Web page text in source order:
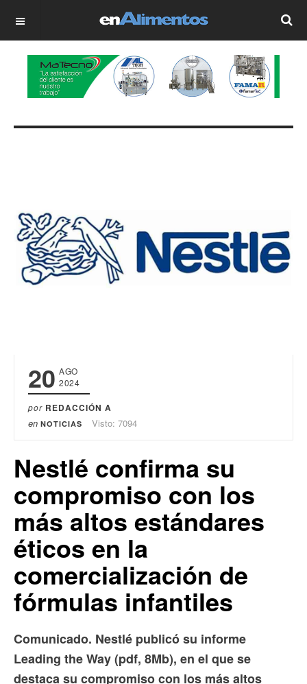
OFF CANVAS
20 AGO
2024
por REDACCIÓN A
en NOTICIAS Visto: 7094
Nestlé confirma su
compromiso con los
más altos estándares
éticos en la
comercialización de
fórmulas infantiles
Comunicado. Nestlé publicó su informe
Leading the Way (pdf, 8Mb), en el que se
destaca su compromiso con los más altos